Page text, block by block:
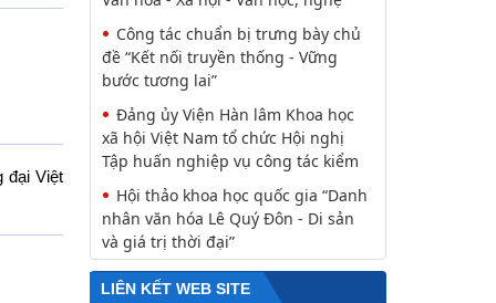
đại Việt
Công tác chuẩn bị trưng bày chủ
đề “Kết nối truyền thống - Vững
bước tương lai”
Đảng ủy Viện Hàn lâm Khoa học
xã hội Việt Nam tổ chức Hội nghị
Tập huấn nghiệp vụ công tác kiểm
Hội thảo khoa học quốc gia “Danh
nhân văn hóa Lê Quý Đôn - Di sản
và giá trị thời đại”
LIÊN KẾT WEB SITE